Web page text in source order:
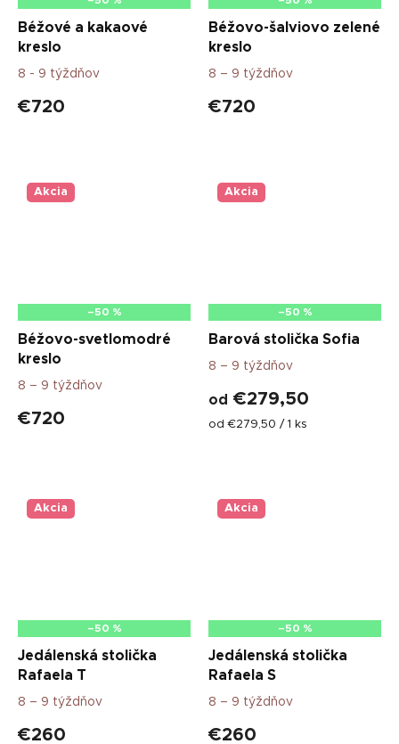
Béžové a kakaové
kreslo
8 - 9 týždňov
€720
Béžovo-šalviovo zelené
kreslo
8 – 9 týždňov
€720
Akcia
–50 %
Béžovo-svetlomodré
kreslo
8 – 9 týždňov
€720
Akcia
–50 %
Barová stolička Sofia
8 – 9 týždňov
od €279,50
Jednotková
od €279,50 / 1 ks
Akcia
–50 %
Jedálenská stolička
Rafaela T
8 – 9 týždňov
€260
Akcia
–50 %
Jedálenská stolička
Rafaela S
8 – 9 týždňov
€260